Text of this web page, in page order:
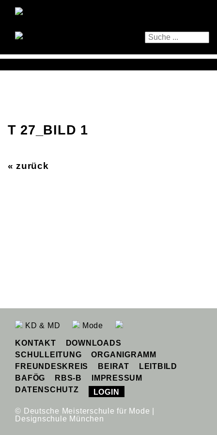
T 27_BILD 1
« zurück
KD & MD Mode
KONTAKT
DOWNLOADS
SCHULLEITUNG
ORGANIGRAMM
FREUNDESKREIS
BEIRAT
LEITBILD
BAFÖG
RBS-B
IMPRESSUM
DATENSCHUTZ
LOGIN
© Deutsche Meisterschule für Mode |
Designschule München